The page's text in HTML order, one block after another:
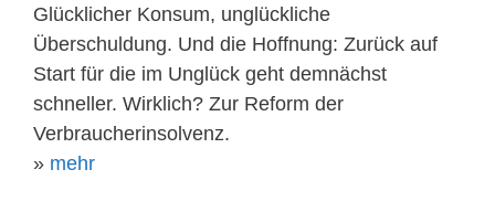
Glücklicher Konsum, unglückliche
Überschuldung. Und die Hoffnung: Zurück auf
Start für die im Unglück geht demnächst
schneller. Wirklich? Zur Reform der
Verbraucherinsolvenz.
» mehr